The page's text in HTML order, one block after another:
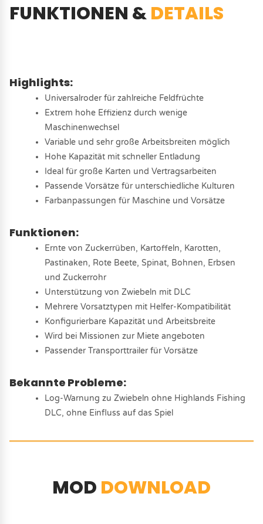
FUNKTIONEN &DETAILS
Highlights:
Universalroder für zahlreiche Feldfrüchte
Extrem hohe Effizienz durch wenige
Maschinenwechsel
Variable und sehr große Arbeitsbreiten möglich
Hohe Kapazität mit schneller Entladung
Ideal für große Karten und Vertragsarbeiten
Passende Vorsätze für unterschiedliche Kulturen
Farbanpassungen für Maschine und Vorsätze
Funktionen:
Ernte von Zuckerrüben, Kartoffeln, Karotten,
Pastinaken, Rote Beete, Spinat, Bohnen, Erbsen
und Zuckerrohr
Unterstützung von Zwiebeln mit DLC
Mehrere Vorsatztypen mit Helfer-Kompatibilität
Konfigurierbare Kapazität und Arbeitsbreite
Wird bei Missionen zur Miete angeboten
Passender Transporttrailer für Vorsätze
Bekannte Probleme:
Log-Warnung zu Zwiebeln ohne Highlands Fishing
DLC, ohne Einfluss auf das Spiel
MOD DOWNLOAD